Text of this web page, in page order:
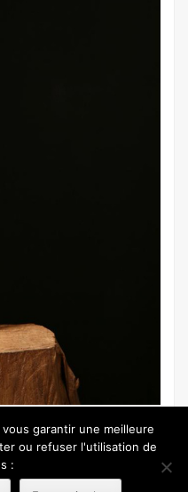
:
garantir une meilleure
ou refuser l'utilisation de
: